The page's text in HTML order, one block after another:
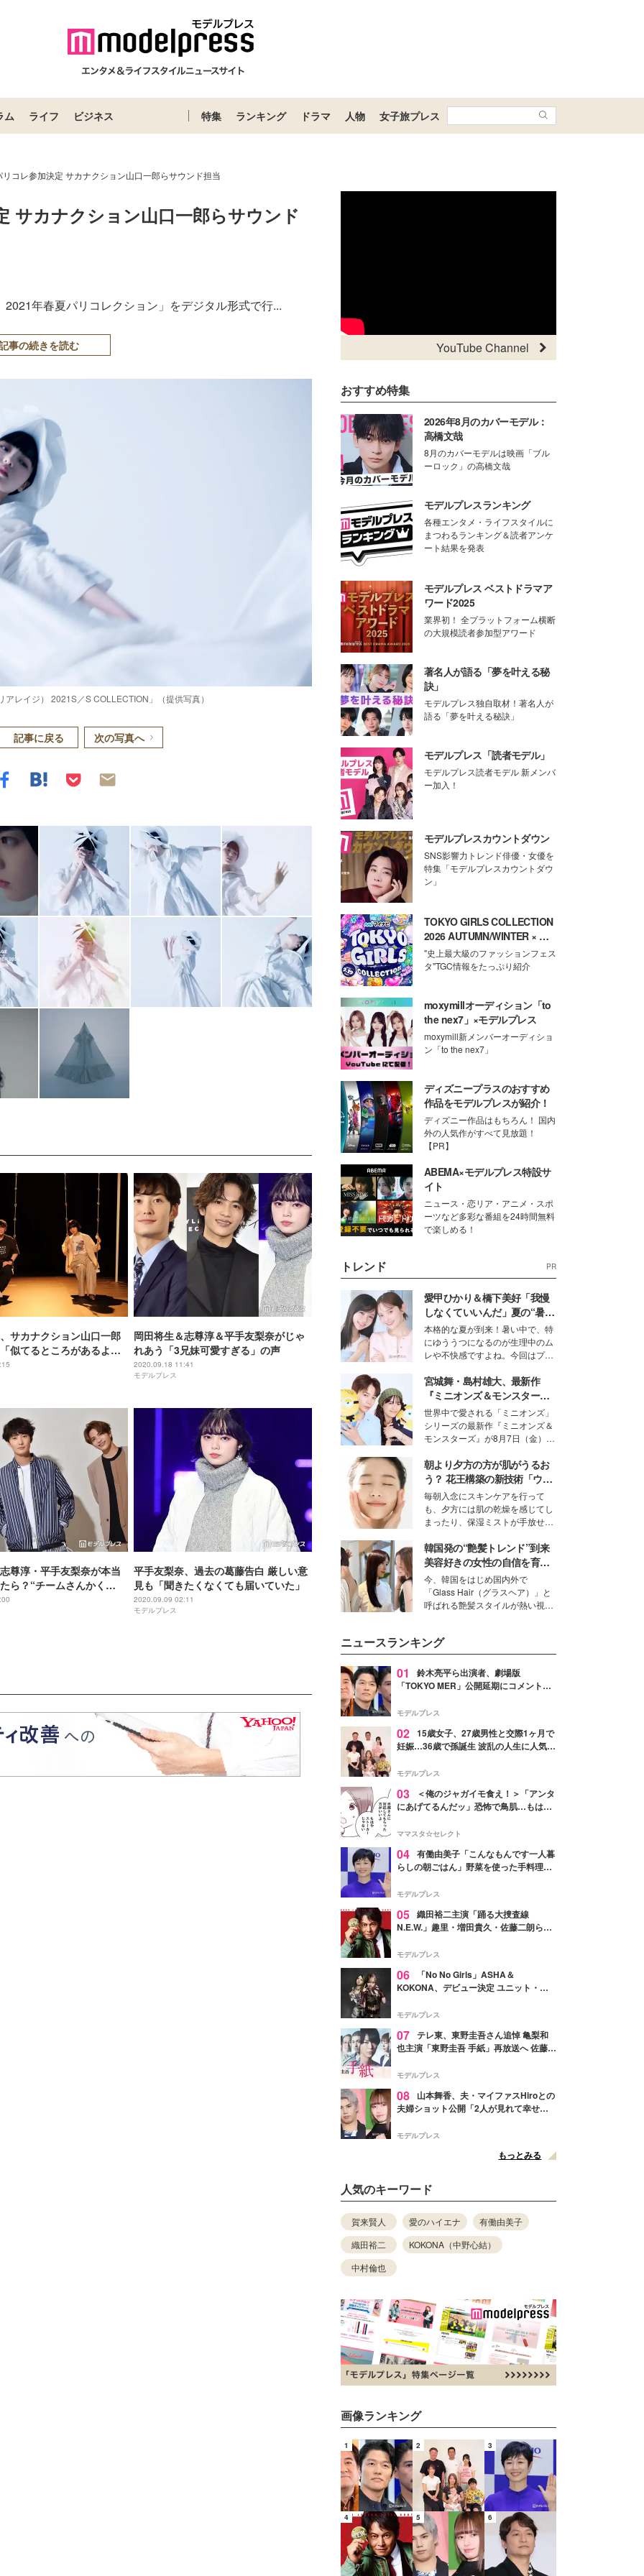
ム ライフ ビジネス 特集 ランキング ドラマ 人物 女子旅プレス
コレ参加決定 サカナクション山口一郎らサウンド担当
サカナクション山口一郎らサウンド
年春夏パリコレクション」をデジタル形式で行...
事の続きを読む
レイジ） 2021S／S COLLECTION」（提供写真）
Loaded:
87.03%
記事に戻る 次の写真へ
サカナクション山口一郎
似てるところがあるよね
くださった」
岡田将生＆志尊淳＆平手友梨奈がじゃ
れあう「3兄妹可愛すぎる」の声
2020.09.18 11:41
モデルプレス
尊淳・平手友梨奈が本当
ら？“チームさんかく
質問に回答
平手友梨奈、過去の葛藤告白 厳しい意
見も「聞きたくなくても届いていた」
2020.09.09 02:11
モデルプレス
YouTube Channel
おすすめ特集
2026年8月のカバーモデル：
高橋文哉
8月のカバーモデルは映画「ブル
ーロック」の高橋文哉
モデルプレスランキング
各種エンタメ・ライフスタイルに
まつわるランキング＆読者アンケ
ート結果を発表
モデルプレス ベストドラマア
ワード2025
業界初！ 全プラットフォーム横断
の大規模読者参加型アワード
著名人が語る「夢を叶える秘
訣」
モデルプレス独自取材！著名人が
語る「夢を叶える秘訣」
モデルプレス「読者モデル」
モデルプレス読者モデル 新メンバ
ー加入！
モデルプレスカウントダウン
SNS影響力トレンド俳優・女優を
特集「モデルプレスカウントダウ
ン」
TOKYO GIRLS COLLECTION
2026 AUTUMN/WINTER × モ
デルプレス
"史上最大級のファッションフェス
タ"TGC情報をたっぷり紹介
moxymillオーディション「to
the nex7」×モデルプレス
moxymill新メンバーオーディショ
ン「to the nex7」
ディズニープラスのおすすめ
作品をモデルプレスが紹介！
ディズニー作品はもちろん！ 国内
外の人気作がすべて見放題！
【PR】
ABEMA×モデルプレス特設サ
イト
ニュース・恋リア・アニメ・スポ
ーツなど多彩な番組を24時間無料
で楽しめる！
トレンド PR
愛甲ひかり＆橋下美好「我慢
しなくていいんだ」夏の“暑さ
対策”の新しい選択肢とは？
本格的な夏が到来！暑い中で、特
にゆううつになるのが生理中のム
レや不快感ですよね。今回はプラ
モデル・愛甲ひかりさんと橋下美
好さんを迎えて本音で女子会トー
ク。猛暑のお出かけを快適に過ご
すヒントや、2人が感動した夏の
生理の新常識にも迫りました。
宮城舞・島村雄大、最新作
『ミニオンズ＆モンスター
ズ』の魅力熱弁 ハチャメチャ
だけじゃない“友情と絆”に感
動
世界中で愛される「ミニオンズ」
シリーズの最新作『ミニオンズ＆
モンスターズ』が8月7日（金）に
ニオン好き”という共通点を持つモ
デルの宮城舞と島村雄大の特別対
談をお届け！それぞれの視点か
ら、今作ならではの魅力や予想外
の感動をもたらす奥深いストーリ
ーについて熱く語り合ってもらっ
た。
朝より夕方の方が肌がうるお
う？ 花王構築の新技術「ウォ
ーターキャプチャリングスキ
ン（捕水肌）」がスキンケア
の常識を変える予感
毎朝入念にスキンケアを行って
も、夕方には肌の乾燥を感じてし
まったり、保湿ミストが手放せな
な美容の常識を大きく変える可能
性を秘めた、革新的な「Water
Capturing Skin（ウォーターキャ
プチャリングスキン：捕水肌）」
技術を、花王が構築した。
韓国発の“艶髪トレンド”到来
美容好きの女性の自信を育む
「ヘアケア事情」って？
今、韓国をはじめ国内外で
「Glass Hair（グラスヘア）」と
呼ばれる艶髪スタイルが熱い視線
して、“髪そのものの美しさ”に改
めて注目する人が増えている様
子。今回は、そんな憧れの艶やか
な髪を日常で叶える、美容好きの
ます。
ニュースランキング
01
鈴木亮平ら出演者、劇場版
「TOKYO MER」公開延期にコメント
最大の敬意とエールを」
モデルプレス
02 15歳女子、27歳男性と交際1ヶ月で
妊娠…36歳で孫誕生 波乱の人生に人気タ
よ！」
モデルプレス
03
＜俺のジャガイモ食え！＞「アンタ
にあげてるんだッ」恐怖で鳥肌…もはや
ママスタ☆セレクト
04 有働由美子「こんなもんです一人暮
らしの朝ごはん」野菜を使った手料理公
そう」と反響
モデルプレス
05 織田裕二主演「踊る大捜査線
N.E.W.」趣里・増田貴久・佐藤二朗ら新
徴する“謎のキーワード”も
モデルプレス
06
「No No Girls」ASHA＆
KOKONA、デビュー決定 ユニット・
リリースへ
モデルプレス
07 テレ東、東野圭吾さん追悼 亀梨和
也主演「東野圭吾 手紙」再放送へ 佐藤隆
モデルプレス
08
山本舞香、夫・マイファスHiroとの
夫婦ショット公開「2人が見れて幸せ」
モデルプレス
もっとみる
人気のキーワード
賀来賢人 愛のハイエナ
有働由美子
織田裕二
KOKONA（中野心結）
中村倫也
画像ランキング
1 2 3
4 5 6